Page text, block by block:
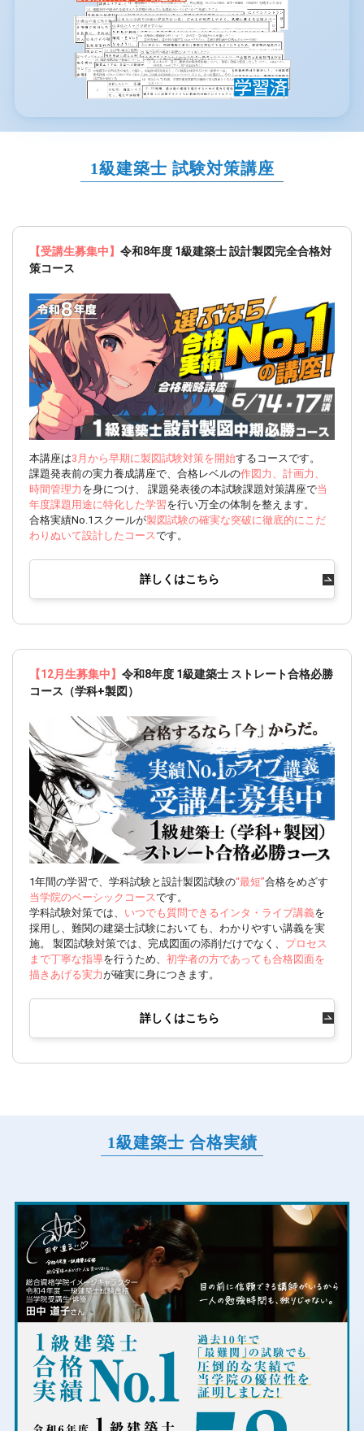
1級建築士 試験対策講座
【受講生募集中】 令和8年度 1級建築士 設計製図完全合格対
策コース
本講座は3月から早期に製図試験対策を開始するコースです。
課題発表前の実力養成講座で、合格レベルの作図力、計画力、
時間管理力 を身につけ、 課題発表後の本試験課題対策講座で当
年度課題用途に特化した学習を行い万全の体制を整えます。
合格実績No.1スクールが製図試験の確実な突破に徹底的にこだ
わりぬいて設計したコースです。
詳しくはこちら
【12月生募集中】 令和8年度 1級建築士 ストレート合格必勝
コース（学科+製図）
1年間の学習で、学科試験と設計製図試験の“最短”合格をめざす
当学院のベーシックコースです。
学科試験対策では、 いつでも質問できるインタ・ライブ講義を
採用し、難関の建築士試験においても、わかりやすい講義を実
施。 製図試験対策では、完成図面の添削だけでなく、 プロセス
まで丁寧な指導を行うため、 初学者の方であっても合格図面を
描きあげる実力が確実に身につきます。
詳しくはこちら
1級建築士 合格実績